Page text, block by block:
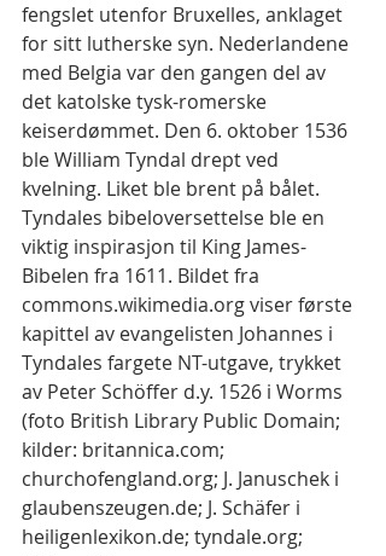
fengslet utenfor Bruxelles, anklaget
for sitt lutherske syn. Nederlandene
med Belgia var den gangen del av
det katolske tysk-romerske
keiserdømmet. Den 6. oktober 1536
ble William Tyndal drept ved
kvelning. Liket ble brent på bålet.
Tyndales bibeloversettelse ble en
viktig inspirasjon til King James-
Bibelen fra 1611. Bildet fra
commons.wikimedia.org viser første
kapittel av evangelisten Johannes i
Tyndales fargete NT-utgave, trykket
av Peter Schöffer d.y. 1526 i Worms
(foto British Library Public Domain;
kilder: britannica.com;
churchofengland.org; J. Januschek i
glaubenszeugen.de; J. Schäfer i
heiligenlexikon.de; tyndale.org;